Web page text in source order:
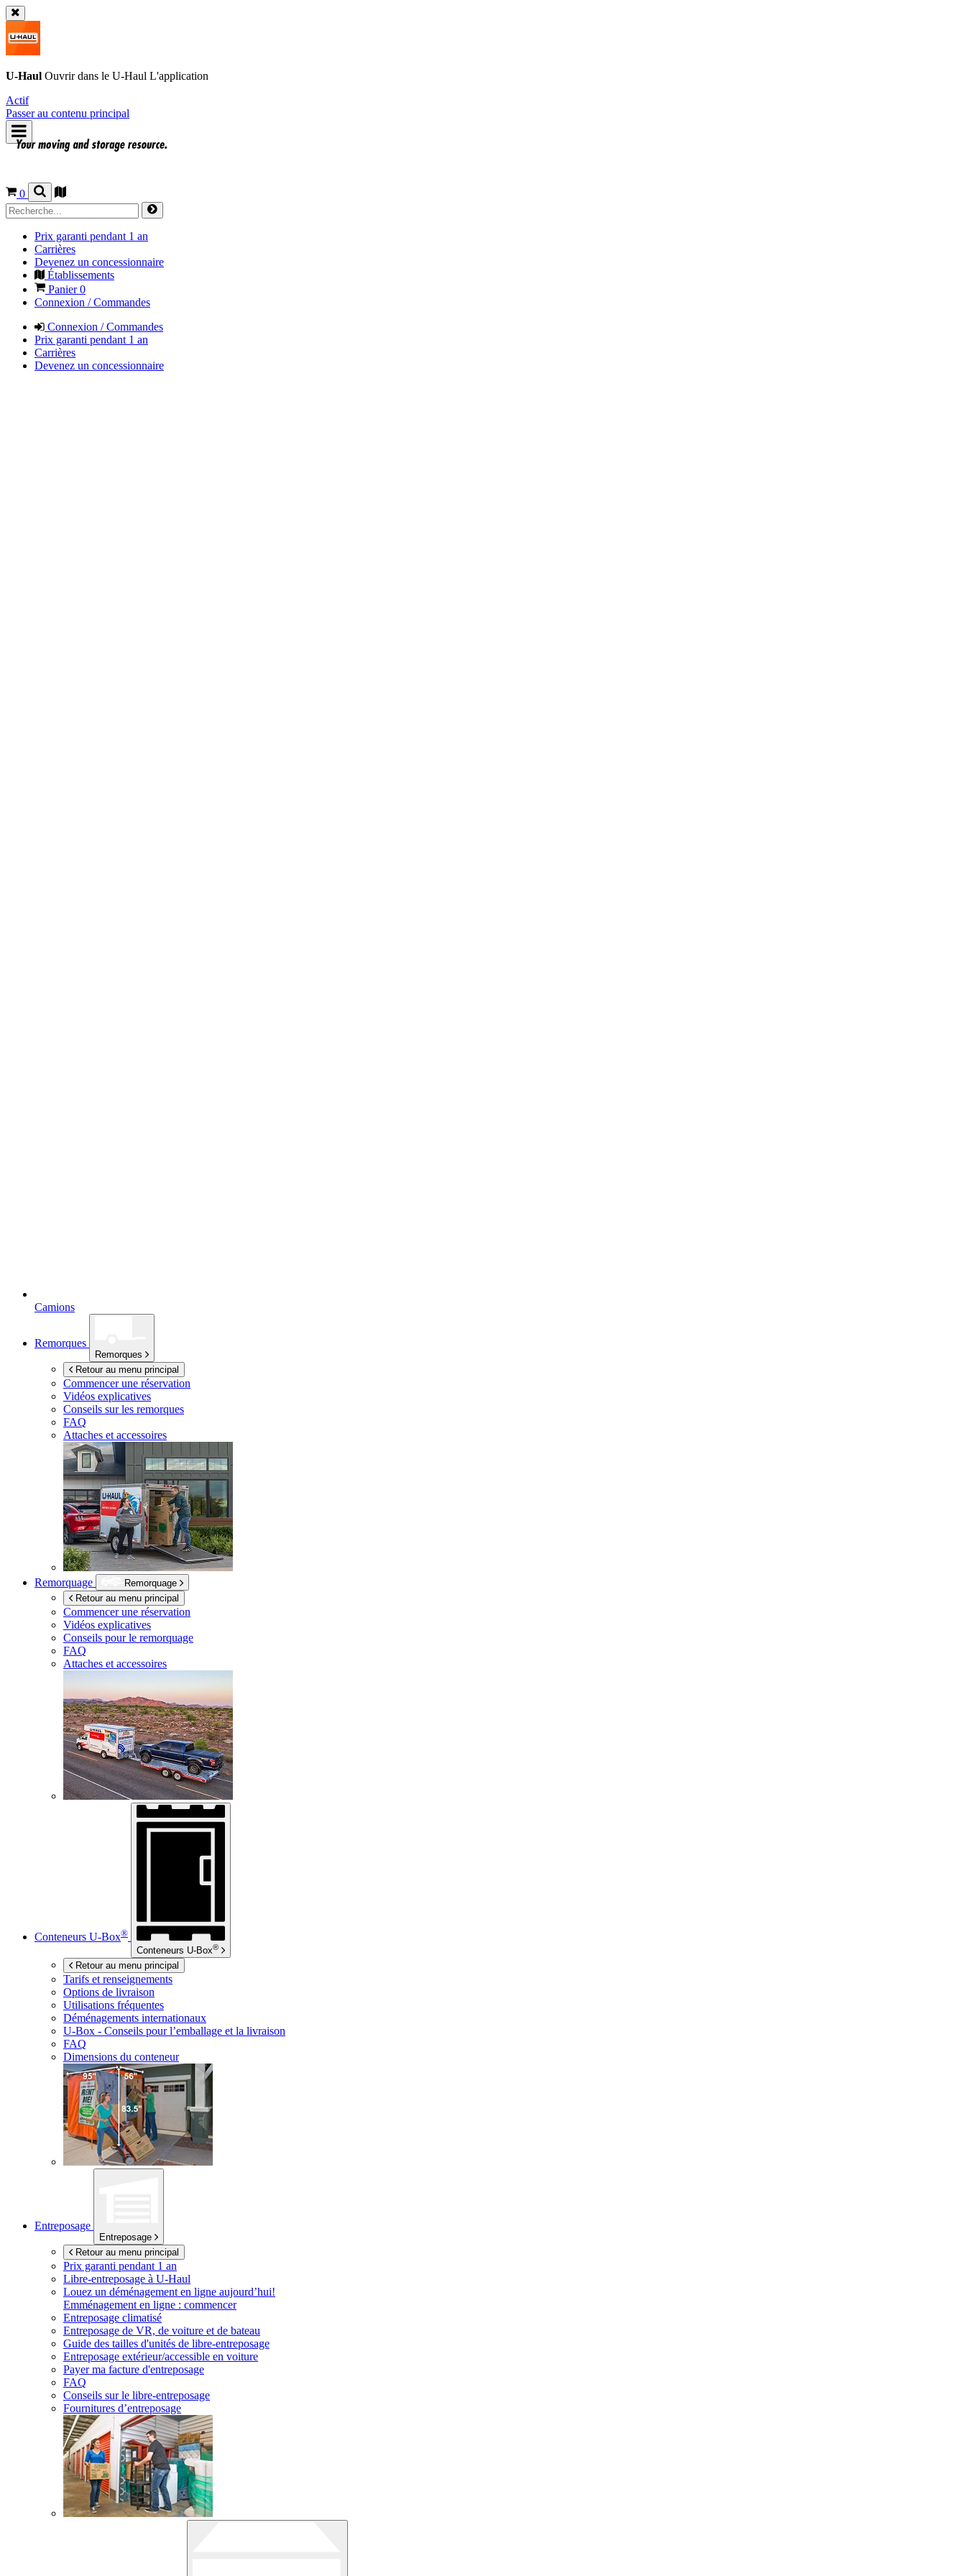
U-Haul Ouvrir dans le U-Haul L'application
Actif
Passer au contenu principal
0
Prix garanti pendant 1 an
Carrières
Devenez un concessionnaire
Établissements
Panier0
Connexion / Commandes
Connexion / Commandes
Prix garanti pendant 1 an
Carrières
Devenez un concessionnaire
Camions
Remorques
Remorques
Retour au menu principal
Commencer une réservation
Vidéos explicatives
Conseils sur les remorques
FAQ
Attaches et accessoires
Remorquage
Remorquage
Retour au menu principal
Commencer une réservation
Vidéos explicatives
Conseils pour le remorquage
FAQ
Attaches et accessoires
Conteneurs U-Box®
Conteneurs U-Box®
Retour au menu principal
Tarifs et renseignements
Options de livraison
Utilisations fréquentes
Déménagements internationaux
U-Box - Conseils pour l’emballage et la livraison
FAQ
Dimensions du conteneur
Entreposage
Entreposage
Retour au menu principal
Prix garanti pendant 1 an
Libre-entreposage à U-Haul
Louez un déménagement en ligne aujourd’hui!
Emménagement en ligne : commencer
Entreposage climatisé
Entreposage de VR, de voiture et de bateau
Guide des tailles d'unités de libre-entreposage
Entreposage extérieur/accessible en voiture
Payer ma facture d'entreposage
FAQ
Conseils sur le libre-entreposage
Fournitures d’entreposage